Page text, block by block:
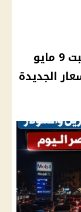
أسعار البنزين والسولار اليوم السبت 9 مايو